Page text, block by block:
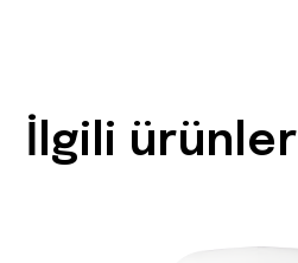
İlgili ürünler